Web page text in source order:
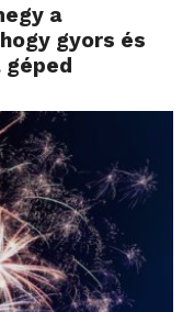
a
gyors és
géped